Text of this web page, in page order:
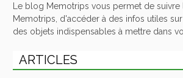
Le blog Memotrips vous permet de suivre
Memotrips, d'accéder à des infos utiles
des objets indispensables à mettre dans
ARTICLES